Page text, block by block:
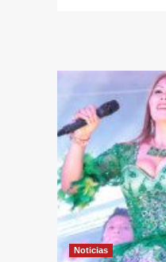
«traicionera»
Noticias